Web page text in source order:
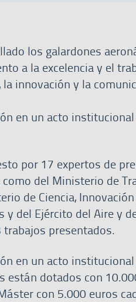
los galardones
a la excelencia y el
innovación y la
en un acto
por 17 expertos de
del Ministerio de
de Ciencia,
del Ejército del Aire y
presentados.
en un acto
están dotados con
con 5.000 euros